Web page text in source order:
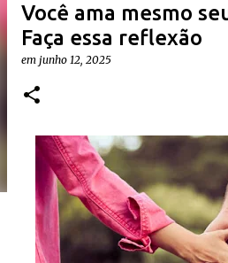
Você ama mesmo
Faça essa reflexão
em junho 12, 2025